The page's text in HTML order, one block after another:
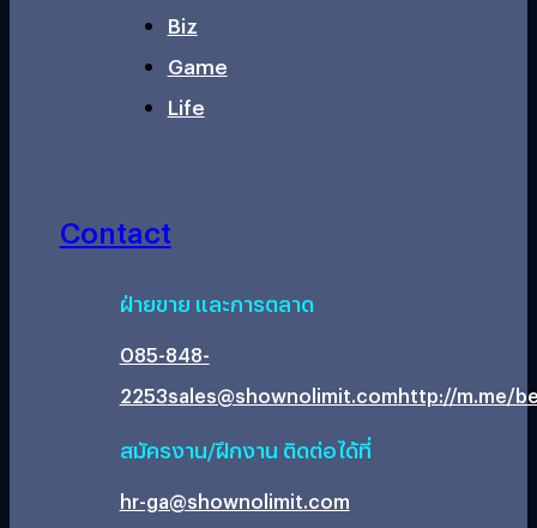
Biz
Game
Life
Contact
ฝ่ายขาย และการตลาด
085-848-
2253sales@shownolimit.comhttp://m.me/
สมัครงาน/ฝึกงาน ติดต่อได้ที่
hr-ga@shownolimit.com